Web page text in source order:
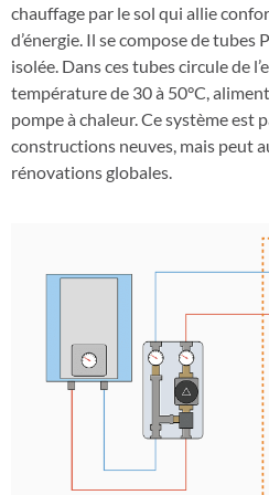
chauffage par le sol qui allie
d’énergie. Il se compose de tubes
isolée. Dans ces tubes circule de
température de 30 à 50°C,
pompe à chaleur. Ce système
constructions neuves, mais peut
rénovations globales.